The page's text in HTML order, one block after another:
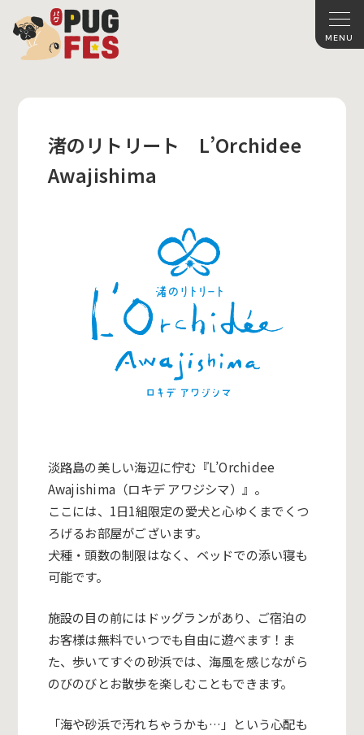
渚のリトリート L’Orchidee
Awajishima
淡路島の美しい海辺に佇む『L’Orchidee
Awajishima（ロキデ アワジシマ）』。
ここには、1日1組限定の愛犬と心ゆくまでくつ
ろげるお部屋がございます。
犬種・頭数の制限はなく、ベッドでの添い寝も
可能です。
施設の目の前にはドッグランがあり、ご宿泊の
お客様は無料でいつでも自由に遊べます！ま
た、歩いてすぐの砂浜では、海風を感じながら
のびのびとお散歩を楽しむこともできます。
「海や砂浜で汚れちゃうかも…」という心配も